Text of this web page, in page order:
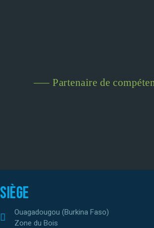
—– Partenaire de
Siège
Ouagadougou (Burkina Faso)
Zone du Bois